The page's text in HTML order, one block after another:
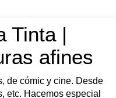
Tinta |
afines
de cómic y cine. Desde
etc. Hacemos especial